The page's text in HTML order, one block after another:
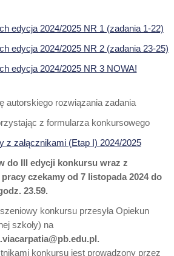
edycja 2024/2025 NR 1 (zadania 1-22)
edycja 2024/2025 NR 2 (zadania 23-25)
edycja 2024/2025 NR 3 NOWA!
autorskiego rozwiązania zadania
z formularza konkursowego
z załącznikami (Etap I) 2024/2025
do III edycji konkursu wraz z
czekamy od 7 listopada 2024 do
23.59.
konkursu przesyła Opiekun
szkoły) na
konkursu jest prowadzony przez